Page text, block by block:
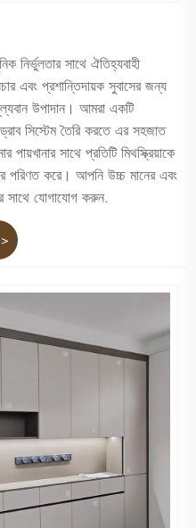
নির্ভুলতার সাথে ঐতিহ্যবাহী
এবং প্রশান্তিদায়ক সুবাসের জন্য
উপাদান। আমরা একটি
সিস্টেম তৈরি করতে এর সহজাত
সাথে প্রতিটি মিথস্ক্রিয়াকে
পরিণত করে। আপনি উচ্চ মানের এবং
সাথে যোগাযোগ করুন.